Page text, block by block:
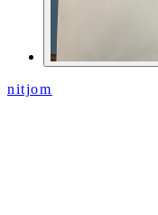
nitjom